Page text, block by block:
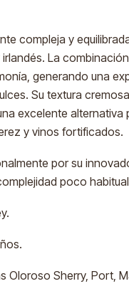
compleja y
La
generando una
Su textura
excelente alternativa
y vinos fortificados.
por su
poco
Oloroso Sherry, Port,